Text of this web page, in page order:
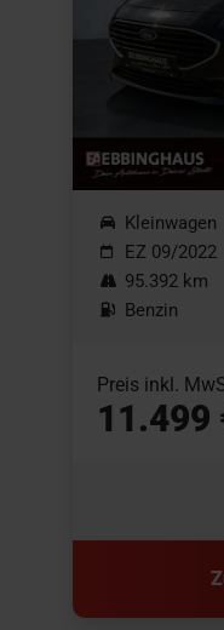
Kleinwagen
EZ 09/2022
95.392 km
Benzin
Preis inkl.
11.499